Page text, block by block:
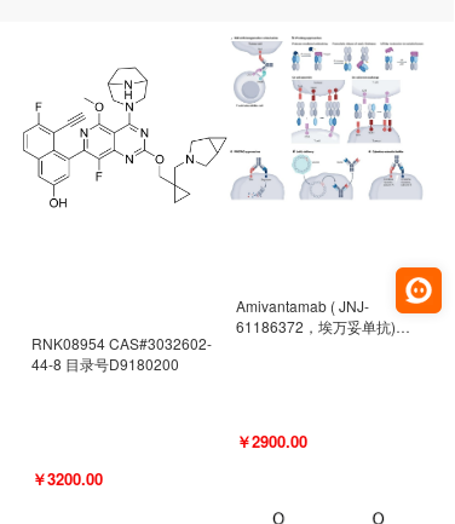
RNK08954 CAS#3032602-
44-8 目录号D9180200
￥3200.00
Amivantamab ( JNJ-
61186372，埃万妥单抗)
￥2900.00